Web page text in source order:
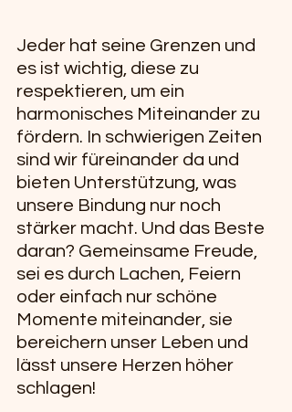
Jeder hat seine Grenzen und
es ist wichtig, diese zu
respektieren, um ein
harmonisches Miteinander zu
fördern. In schwierigen Zeiten
sind wir füreinander da und
bieten Unterstützung, was
unsere Bindung nur noch
stärker macht. Und das Beste
daran? Gemeinsame Freude,
sei es durch Lachen, Feiern
oder einfach nur schöne
Momente miteinander, sie
bereichern unser Leben und
lässt unsere Herzen höher
schlagen!